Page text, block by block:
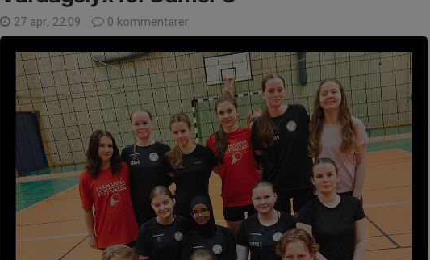
27 apr, 22:09 0 kommentarer